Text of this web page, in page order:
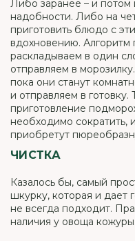
Либо заранее – и потом
надобности. Либо на
приготовить блюдо с
вдохновению. Алгоритм
раскладываем в один
отправляем в
пока они станут
и отправляем в готовку.
приготовление
необходимо сократить,
приобретут
ЧИСТКА
Казалось бы, самый
шкурку, которая и дает
не всегда подходит.
наличия у овоща кожуры.